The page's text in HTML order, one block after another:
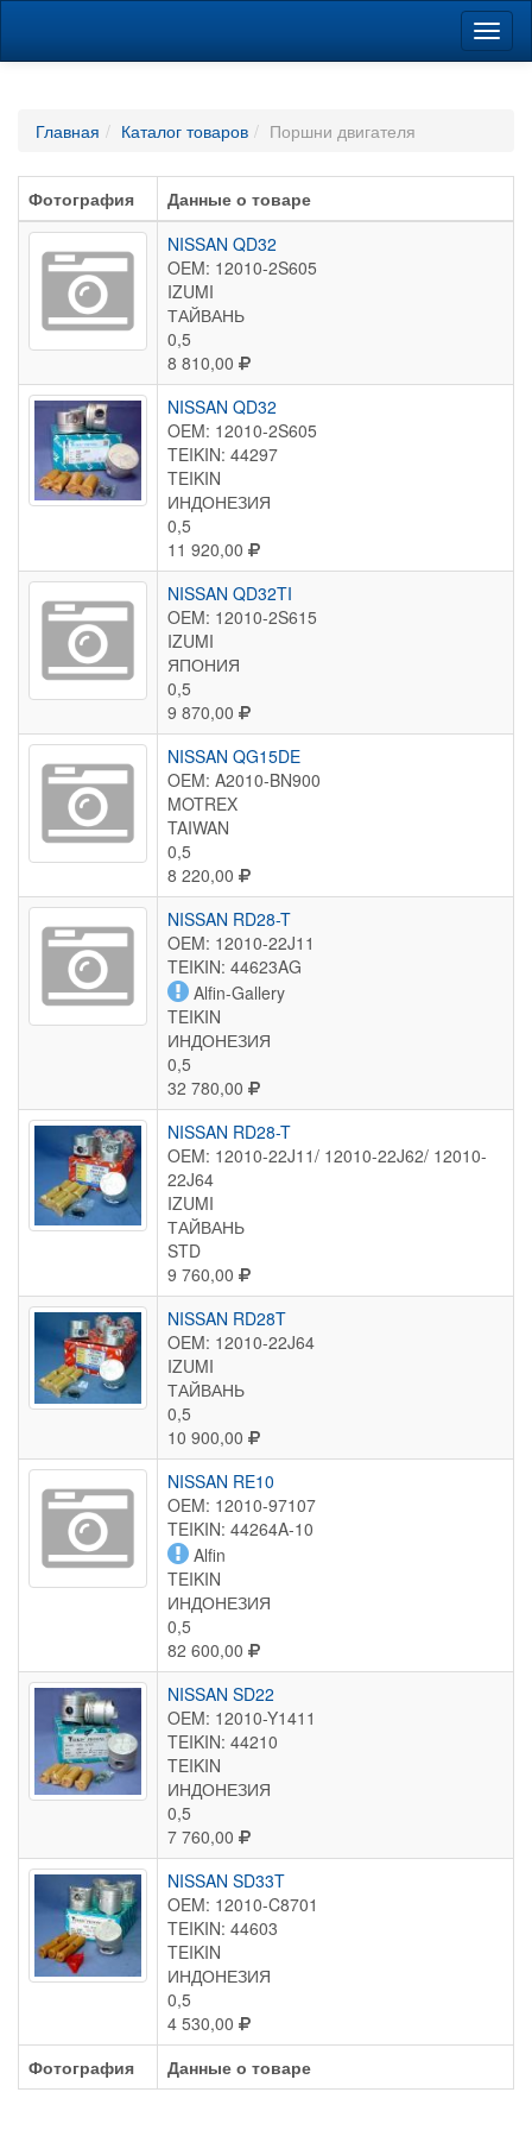
Главная Каталог товаров Поршни двигателя
Фотография Данные о товаре
Фотография Данные о товаре
NISSAN QD32
OEM: 12010-2S605
IZUMI
ТАЙВАНЬ
0,5
8 810,00
NISSAN QD32
OEM: 12010-2S605
TEIKIN: 44297
TEIKIN
ИНДОНЕЗИЯ
0,5
11 920,00
NISSAN QD32TI
OEM: 12010-2S615
IZUMI
ЯПОНИЯ
0,5
9 870,00
NISSAN QG15DE
OEM: A2010-BN900
MOTREX
TAIWAN
0,5
8 220,00
NISSAN RD28-T
OEM: 12010-22J11
TEIKIN: 44623AG
Alfin-Gallery
TEIKIN
ИНДОНЕЗИЯ
0,5
32 780,00
NISSAN RD28-T
OEM: 12010-22J11/ 12010-22J62/ 12010-
22J64
IZUMI
ТАЙВАНЬ
STD
9 760,00
NISSAN RD28T
OEM: 12010-22J64
IZUMI
ТАЙВАНЬ
0,5
10 900,00
NISSAN RE10
OEM: 12010-97107
TEIKIN: 44264A-10
Alfin
TEIKIN
ИНДОНЕЗИЯ
0,5
82 600,00
NISSAN SD22
OEM: 12010-Y1411
TEIKIN: 44210
TEIKIN
ИНДОНЕЗИЯ
0,5
7 760,00
NISSAN SD33T
OEM: 12010-C8701
TEIKIN: 44603
TEIKIN
ИНДОНЕЗИЯ
0,5
4 530,00